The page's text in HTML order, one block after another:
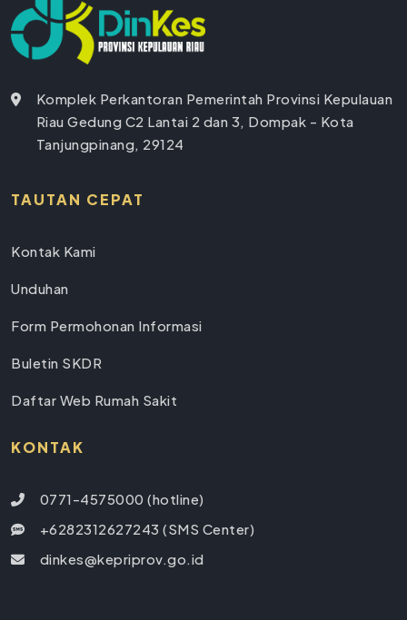
Komplek Perkantoran Pemerintah Provinsi Kepulauan
Riau Gedung C2 Lantai 2 dan 3, Dompak - Kota
Tanjungpinang, 29124
TAUTAN CEPAT
Kontak Kami
Unduhan
Form Permohonan Informasi
Buletin SKDR
Daftar Web Rumah Sakit
KONTAK
0771-4575000 (hotline)
+6282312627243 (SMS Center)
dinkes@kepriprov.go.id